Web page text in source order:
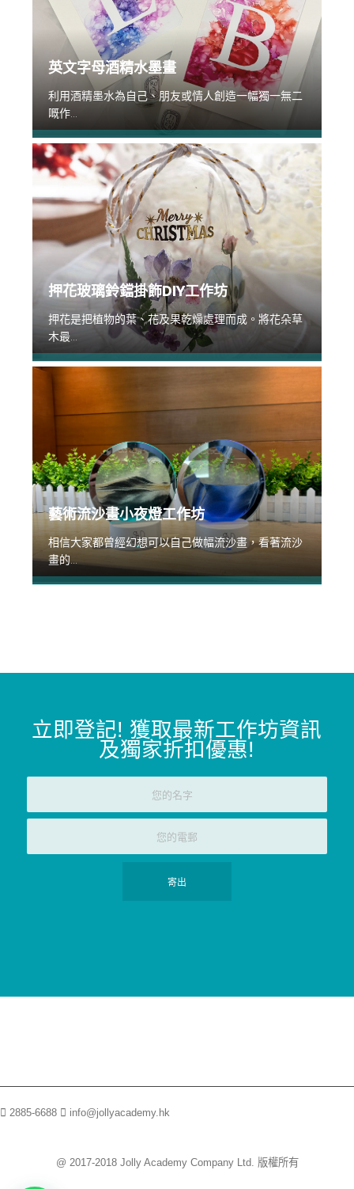
英文字母酒精水墨畫
利用酒精墨水為自己、朋友或情人創造一幅獨一無二
嘅作...
押花玻璃鈴鐺掛飾DIY工作坊
押花是把植物的葉、花及果乾燥處理而成。將花朵草
木最...
藝術流沙畫小夜燈工作坊
相信大家都曾經幻想可以自己做幅流沙畫，看著流沙
畫的...
立即登記! 獲取最新工作坊資訊
及獨家折扣優惠!
2885-6688 info@jollyacademy.hk
@ 2017-2018 Jolly Academy Company Ltd. 版權所有